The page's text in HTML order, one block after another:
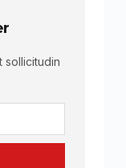
sollicitudin